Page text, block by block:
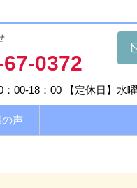
0372
：00-18：00 【定休日】水
声